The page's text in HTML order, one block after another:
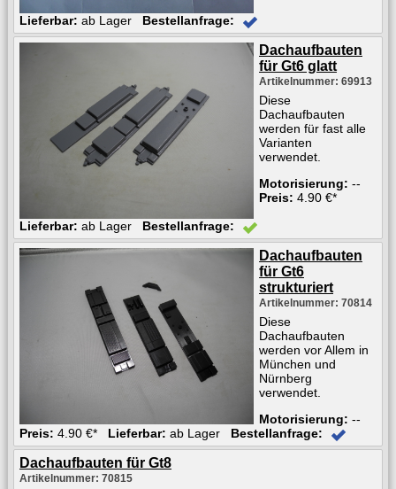
Lieferbar: ab Lager Bestellanfrage:
Dachaufbauten
für Gt6 glatt
Artikelnummer: 69913
Diese
Dachaufbauten
werden für fast alle
Varianten
verwendet.
Motorisierung: --
Preis: 4.90 €*
Lieferbar: ab Lager Bestellanfrage:
Dachaufbauten
für Gt6
strukturiert
Artikelnummer: 70814
Diese
Dachaufbauten
werden vor Allem in
München und
Nürnberg
verwendet.
Motorisierung: --
Preis: 4.90 €* Lieferbar: ab Lager Bestellanfrage:
Dachaufbauten für Gt8
Artikelnummer: 70815